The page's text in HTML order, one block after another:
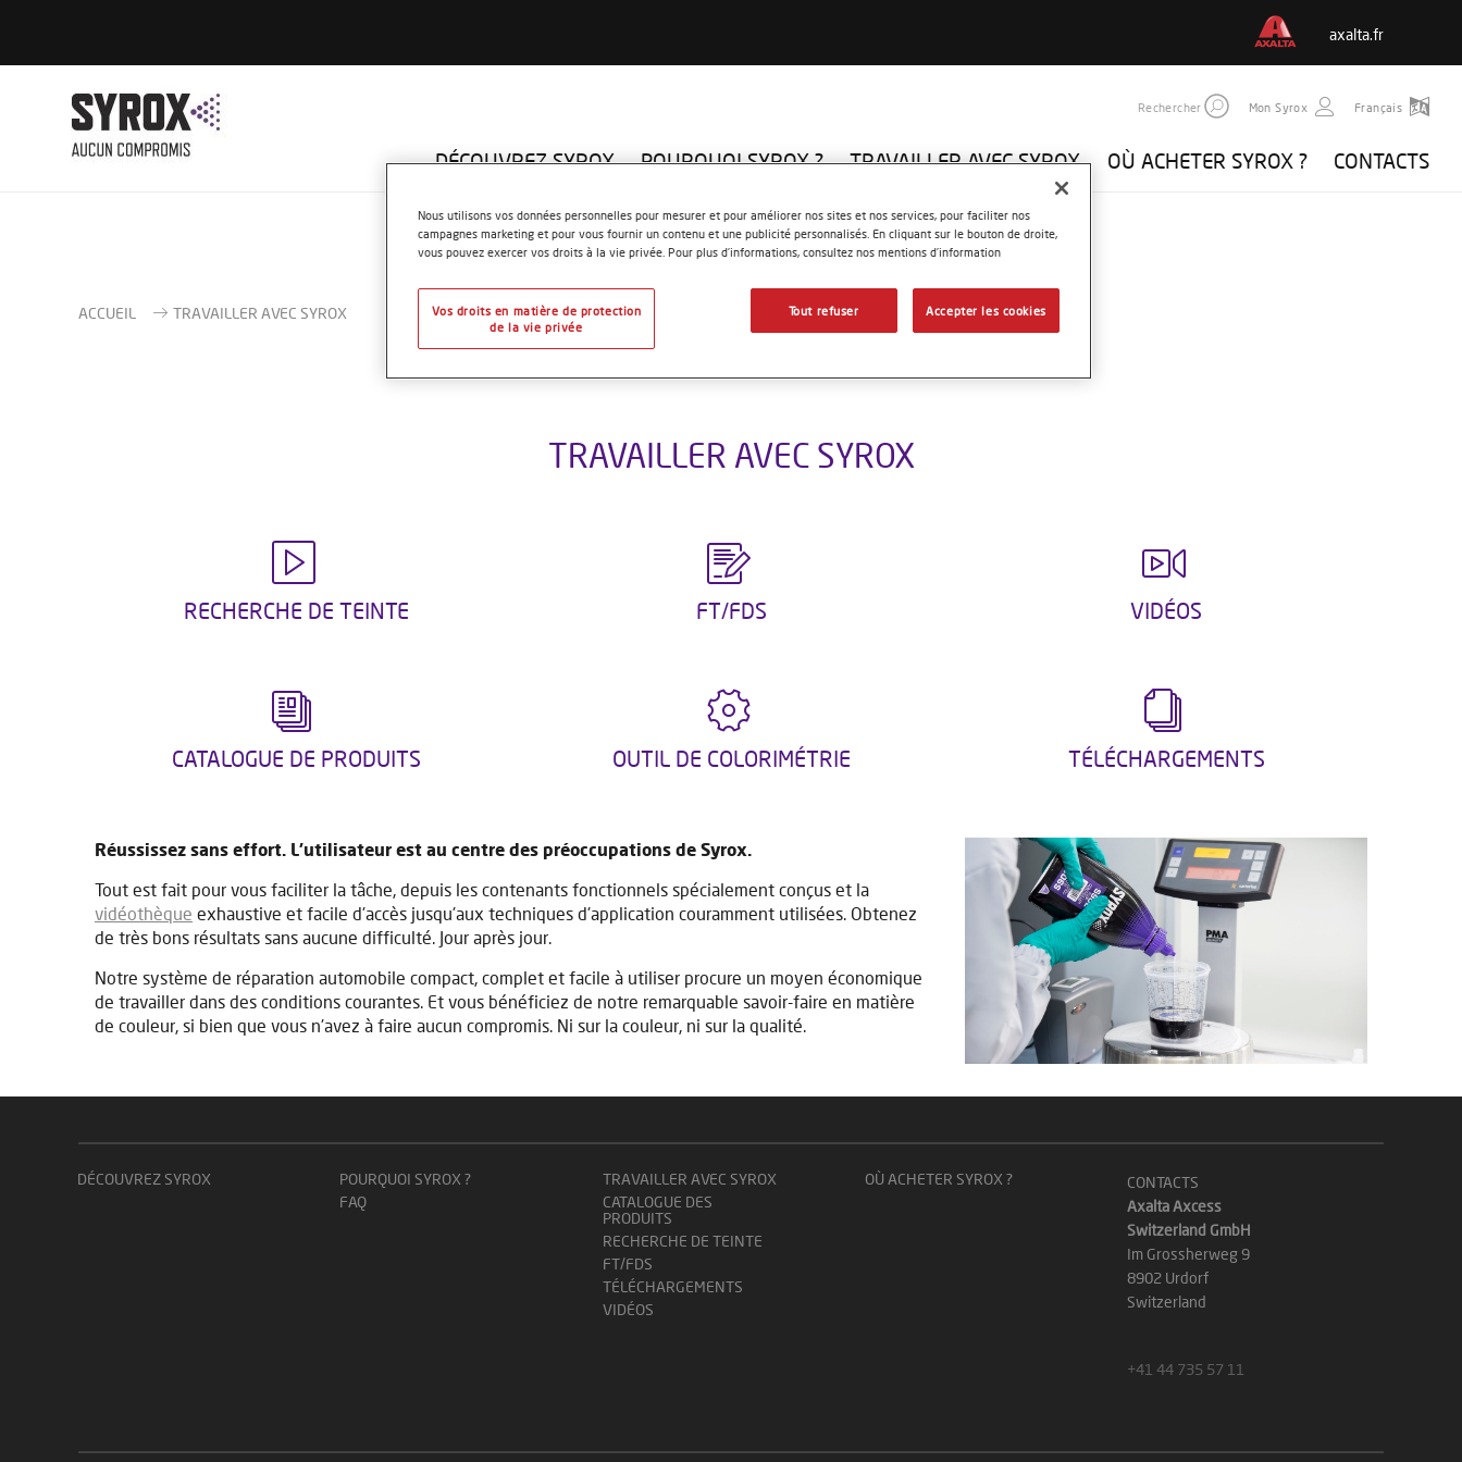
axalta.fr
Rechercher Mon Syrox Français
DÉCOUVREZ SYROX POURQUOI SYROX ? TRAVAILLER AVEC SYROX OÙ ACHETER SYROX ? CONTACTS
ACCUEIL TRAVAILLER AVEC SYROX
TRAVAILLER AVEC SYROX
RECHERCHE DE TEINTE FT/FDS VIDÉOS
CATALOGUE DE PRODUITS OUTIL DE COLORIMÉTRIE TÉLÉCHARGEMENTS
Réussissez sans effort. L'utilisateur est au centre des préoccupations de Syrox.
Tout est fait pour vous faciliter la tâche, depuis les contenants fonctionnels spécialement conçus et la
vidéothèque exhaustive et facile d'accès jusqu'aux techniques d'application couramment utilisées. Obtenez
de très bons résultats sans aucune difficulté. Jour après jour.
Notre système de réparation automobile compact, complet et facile à utiliser procure un moyen économique
de travailler dans des conditions courantes. Et vous bénéficiez de notre remarquable savoir-faire en matière
de couleur, si bien que vous n'avez à faire aucun compromis. Ni sur la couleur, ni sur la qualité.
DÉCOUVREZ SYROX
POURQUOI SYROX ?
FAQ
TRAVAILLER AVEC SYROX
CATALOGUE DES
PRODUITS
RECHERCHE DE TEINTE
FT/FDS
TÉLÉCHARGEMENTS
VIDÉOS
OÙ ACHETER SYROX ?
CONTACTS
Axalta Axcess
Switzerland GmbH
Im Grossherweg 9
8902 Urdorf
Switzerland
+41 44 735 57 11
Nous utilisons vos données personnelles pour mesurer et pour améliorer nos sites et nos services, pour faciliter nos
campagnes marketing et pour vous fournir un contenu et une publicité personnalisés. En cliquant sur le bouton de droite,
vous pouvez exercer vos droits à la vie privée. Pour plus d’informations, consultez nos mentions d’information
Tout refuser Accepter les cookies
Vos droits en matière de protection
de la vie privée